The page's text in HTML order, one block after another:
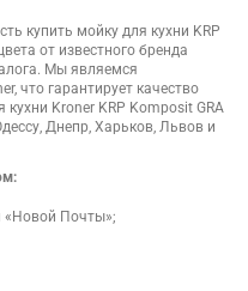
купить мойку для кухни KRP
от известного бренда
Мы являемся
что гарантирует качество
Kroner KRP Komposit GRA
Днепр, Харьков, Львов и
«Новой Почты»;